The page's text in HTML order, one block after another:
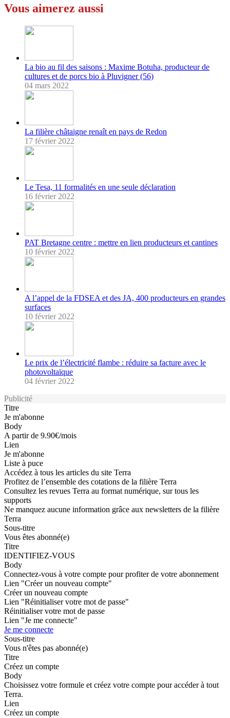
Vous aimerez aussi
La bio au fil des saisons : Maxime Botuha, producteur de
cultures et de porcs bio à Pluvigner (56)
04 mars 2022
La filière châtaigne renaît en pays de Redon
17 février 2022
Le Tesa, 11 formalités en une seule déclaration
16 février 2022
PAT Bretagne centre : mettre en lien producteurs et cantines
10 février 2022
A l’appel de la FDSEA et des JA, 400 producteurs en grandes
surfaces
10 février 2022
Le prix de l’électricité flambe : réduire sa facture avec le
photovoltaïque
04 février 2022
Publicité
Titre
Je m'abonne
Body
A partir de 9.90€/mois
Lien
Je m'abonne
Liste à puce
Accédez à tous les articles du site Terra
Profitez de l’ensemble des cotations de la filière Terra
Consultez les revues Terra au format numérique, sur tous les
supports
Ne manquez aucune information grâce aux newsletters de la filière
Terra
Sous-titre
Vous êtes abonné(e)
Titre
IDENTIFIEZ-VOUS
Body
Connectez-vous à votre compte pour profiter de votre abonnement
Lien "Créer un nouveau compte"
Créer un nouveau compte
Lien "Réinitialiser votre mot de passe"
Réinitialiser votre mot de passe
Lien "Je me connecte"
Je me connecte
Sous-titre
Vous n'êtes pas abonné(e)
Titre
Créez un compte
Body
Choisissez votre formule et créez votre compte pour accéder à tout
Terra.
Lien
Créez un compte